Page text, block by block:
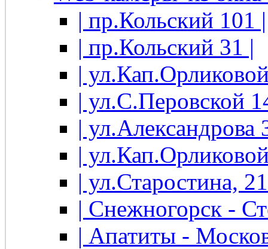
| пр.Кольский 101 |
| пр.Кольский 31 |
|
| ул.С.Перовской
| ул.Александрова
|
| ул.Старостина,
| Снежногорск -
| Апатиты -